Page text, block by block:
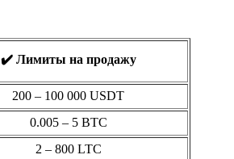
✔️ Лимиты на продажу
200 – 100 000 USDT
0.005 – 5 BTC
2 – 800 LTC